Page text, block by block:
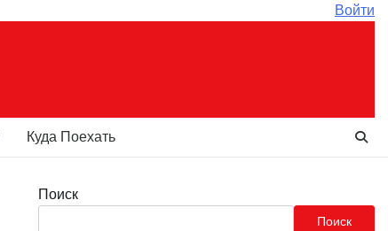
Войти
Куда Поехать
Поиск
Поиск